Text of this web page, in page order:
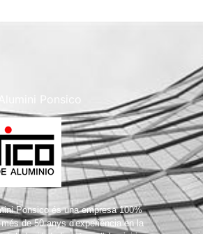
Ponsico
Ponsico és una empresa 100%
de 50 anys d'experiència en la